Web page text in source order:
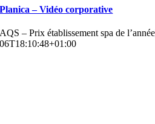
Planica – Vidéo corporative
AQS – Prix établissement spa de l’année
06T18:10:48+01:00